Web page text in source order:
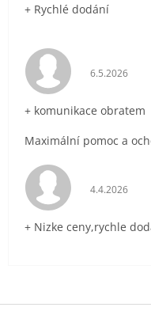
+ Rychlé dodání
Hodnocení
6.5.2026
+ komunikace obratem
Maximální pomoc a
Hodnocení
4.4.2026
+ Nizke ceny,rychle